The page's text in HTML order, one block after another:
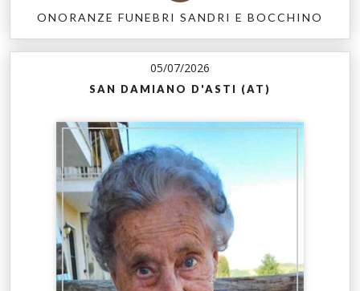
ONORANZE FUNEBRI SANDRI E BOCCHINO
05/07/2026
SAN DAMIANO D'ASTI (AT)